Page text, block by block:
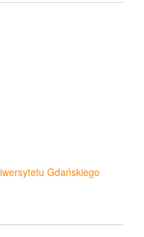
Gdańskiego